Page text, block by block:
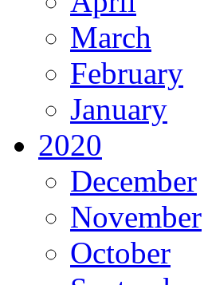
March
February
January
2020
December
November
October